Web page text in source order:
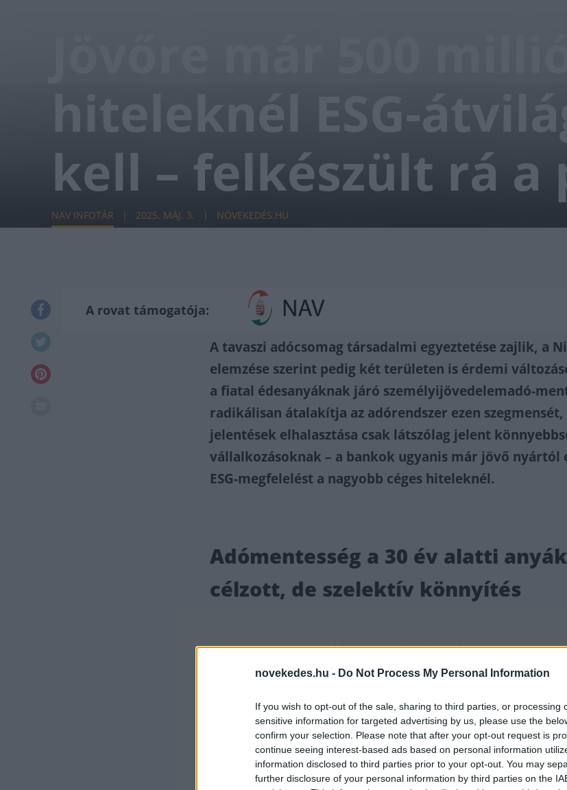
novekedes.hu - Do Not Process My Personal Information
If you wish to opt-out of the sale, sharing to third parties, or processing
sensitive information for targeted advertising by us, please use the
confirm your selection. Please note that after your opt-out request is
continue seeing interest-based ads based on personal information
information disclosed to third parties prior to your opt-out. You may
further disclosure of your personal information by third parties on the
hiteleknél ESG-
kell – felkészült rá a
NAV INFOTÁR 2025. MÁJ. 3. NÖVEKEDÉS.HU
A rovat támogatója:
A tavaszi adócsomag társadalmi egyeztetése zajlik, a
elemzése szerint pedig két területen is érdemi
a fiatal édesanyáknak járó személyijövedelemadó-
radikálisan átalakítja az adórendszer ezen szegmensét,
jelentések elhalasztása csak látszólag jelent
vállalkozásoknak – a bankok ugyanis már jövő nyártól
ESG-megfelelést a nagyobb céges hiteleknél.
Adómentesség a 30 év alatti
célzott, de szelektív könnyítés
A 2026-tól bevezetendő teljes adómentesség
lépés a fiatal anyák anyagi támogatásában,
– véli Bagdi Lajos, aNiveuspartnere.